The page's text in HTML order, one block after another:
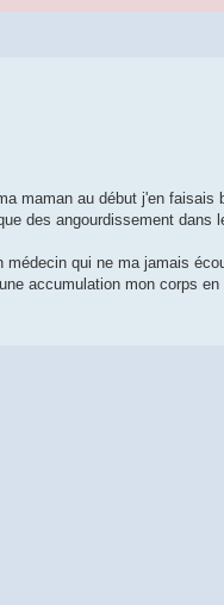
maman au début j'en faisais
des angourdissement dans
qui ne ma jamais
accumulation mon corps en